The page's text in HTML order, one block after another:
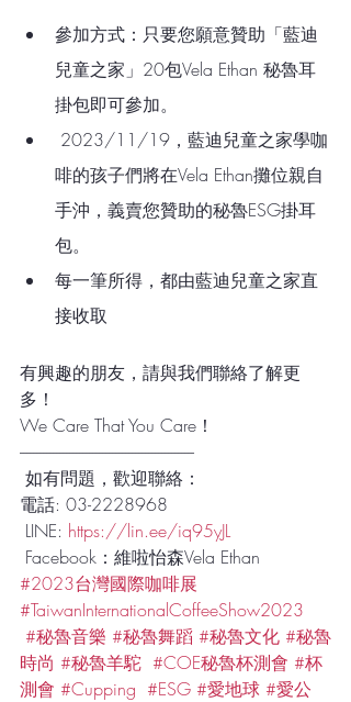
參加方式：只要您願意贊助「藍迪
兒童之家」20包Vela Ethan 秘魯耳
掛包即可參加。
啡的孩子們將在Vela Ethan攤位親自
手沖，義賣您贊助的秘魯ESG掛耳
包。
每一筆所得，都由藍迪兒童之家直
接收取
有興趣的朋友，請與我們聯絡了解更
多！
We Care That You Care！
-----------------------------------------------------
如有問題，歡迎聯絡：
電話: 03-2228968
LINE: https://lin.ee/iq95yJL
Facebook：維啦怡森Vela Ethan
#2023台灣國際咖啡展
#TaiwanInternationalCoffeeShow2023
#秘魯音樂 #秘魯舞蹈 #秘魯文化 #秘魯
時尚 #秘魯羊駝 #COE秘魯杯測會 #杯
測會 #Cupping #ESG #愛地球 #愛公